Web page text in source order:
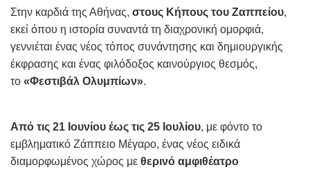
Στην καρδιά της Αθήνας, στους Κήπους του Ζαππείου,
εκεί όπου η ιστορία συναντά τη διαχρονική ομορφιά,
γεννιέται ένας νέος τόπος συνάντησης και δημιουργικής
έκφρασης και ένας φιλόδοξος καινούργιος θεσμός,
το «Φεστιβάλ Ολυμπίων».
Από τις 21 Ιουνίου έως τις 25 Ιουλίου, με φόντο το
εμβληματικό Ζάππειο Μέγαρο, ένας νέος ειδικά
διαμορφωμένος χώρος με θερινό αμφιθέατρο